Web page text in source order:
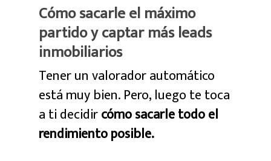
Cómo sacarle el máximo
partido y captar más leads
inmobiliarios
Tener un valorador automático
está muy bien. Pero, luego te toca
a ti decidircómo sacarle todo el
rendimiento posible.